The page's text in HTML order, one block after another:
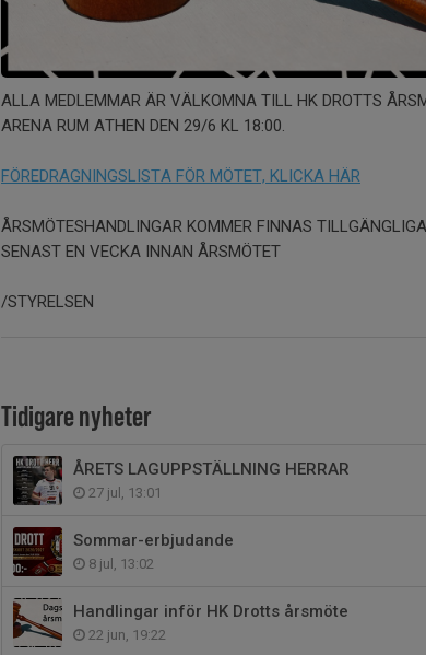
ALLA MEDLEMMAR ÄR VÄLKOMNA TILL HK DROTTS
ARENA RUM ATHEN DEN 29/6 KL 18:00.
FÖREDRAGNINGSLISTA FÖR MÖTET, KLICKA HÄR
ÅRSMÖTESHANDLINGAR KOMMER FINNAS
SENAST EN VECKA INNAN ÅRSMÖTET
/STYRELSEN
Tidigare nyheter
ÅRETS LAGUPPSTÄLLNING HERRAR
27 jul, 13:01
Sommar-erbjudande
8 jul, 13:02
Handlingar inför HK Drotts årsmöte
22 jun, 19:22